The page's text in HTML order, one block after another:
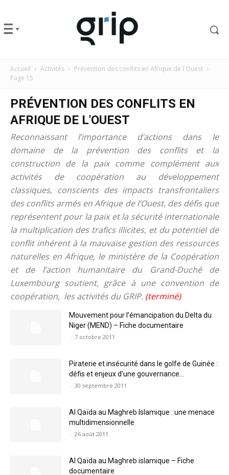
Accueil Activités
Prévention des conflits en Afrique de l'Ouest
Page 15
PRÉVENTION DES CONFLITS EN
AFRIQUE DE L'OUEST
Reconnaissant l’importance d’actions dans le
domaine de la prévention des conflits et la
construction de la paix comme complément aux
activités de coopération au développement
classiques, conscients des impacts transfrontaliers
des conflits armés en Afrique de l’Ouest, des défis que
représentent pour la paix et la sécurité internationale
la multiplication des trafics illicites, et du potentiel de
conflit inhérent à la mauvaise gestion des ressources
naturelles en Afrique, le ministère de la Coopération
et de l’action humanitaire du Grand-Duché de
Luxembourg soutient, grâce à une convention de
coopération, les activités du GRIP. (terminé)
Mouvement pour l’émancipation du Delta du
Niger (MEND) – Fiche documentaire
- 7 octobre 2011
Piraterie et insécurité dans le golfe de Guinée :
défis et enjeux d’une gouvernance...
- 30 septembre 2011
Al Qaïda au Maghreb Islamique : une menace
multidimensionnelle
- 26 août 2011
Al Qaïda au Maghreb islamique – Fiche
documentaire